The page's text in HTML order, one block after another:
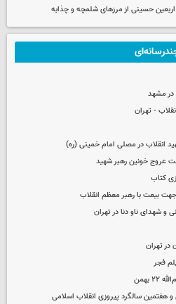
در مشهد
- تهران
انقلاب در مصلی امام خمینی (ره)
عروج خونین رهبر شهید
کتاب
جهت بیعت با رهبر معظم انقلاب
و شهدای ناو دنا در تهران
تهران
فجر
بهمن
هفتمین سالگرد پیروزی انقلاب اسلامی